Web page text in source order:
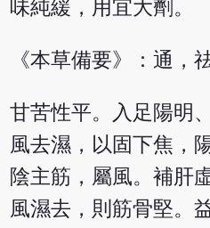
味純緩，用宜大劑。
《本草備要》：通，
甘苦性平。入足陽明
風去濕，以固下焦，
陰主筋，屬風。補肝
風濕去，則筋骨堅。